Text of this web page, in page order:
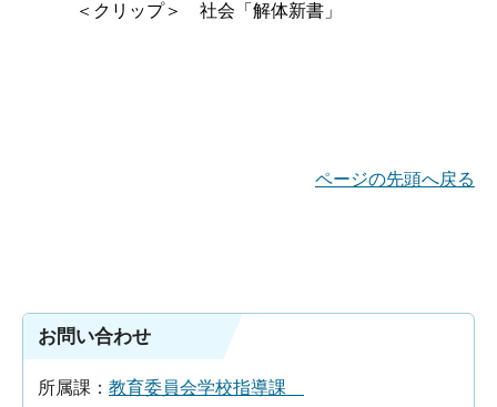
＜クリップ＞ 社会「解体新書」
ページの先頭へ戻る
お問い合わせ
所属課： 教育委員会学校指導課